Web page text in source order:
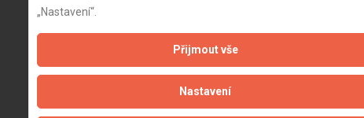
„Nastavení“.
Přijmout vše
Nastavení